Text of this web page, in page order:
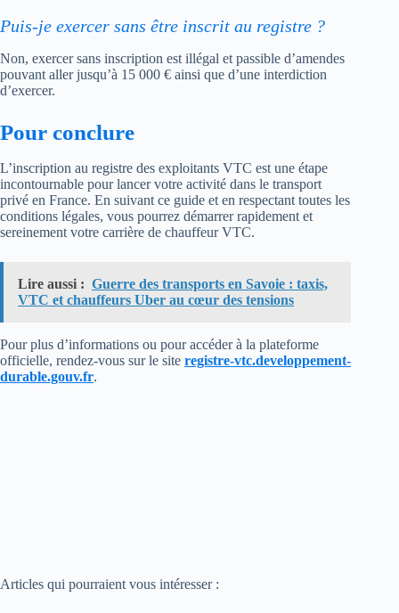
Puis-je exercer sans être inscrit au registre ?
Non, exercer sans inscription est illégal et passible d’amendes
pouvant aller jusqu’à 15 000 € ainsi que d’une interdiction
d’exercer.
Pour conclure
L’inscription au registre des exploitants VTC est une étape
incontournable pour lancer votre activité dans le transport
privé en France. En suivant ce guide et en respectant toutes les
conditions légales, vous pourrez démarrer rapidement et
sereinement votre carrière de chauffeur VTC.
Lire aussi : Guerre des transports en Savoie : taxis,
VTC et chauffeurs Uber au cœur des tensions
Pour plus d’informations ou pour accéder à la plateforme
officielle, rendez-vous sur le site registre-vtc.developpement-
durable.gouv.fr.
Articles qui pourraient vous intéresser :